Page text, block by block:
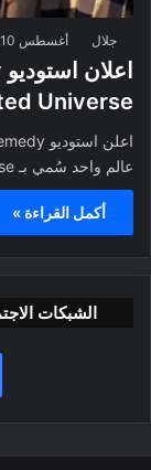
جلال أغسطس 10, 2020
Universe
عالم واحد سُمي بـ Remedy Connected Universe. فتحت شركة…
أكمل القراءة »
الشبكات